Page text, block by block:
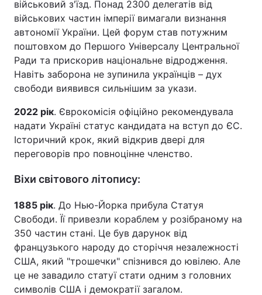
військовий з'їзд. Понад 2300 делегатів від
військових частин імперії вимагали визнання
автономії України. Цей форум став потужним
поштовхом до Першого Універсалу Центральної
Ради та прискорив національне відродження.
Навіть заборона не зупинила українців – дух
свободи виявився сильнішим за укази.
2022 рік. Єврокомісія офіційно рекомендувала
надати Україні статус кандидата на вступ до ЄС.
Історичний крок, який відкрив двері для
переговорів про повноцінне членство.
Віхи світового літопису:
1885 рік. До Нью-Йорка прибула Статуя
Свободи. Її привезли кораблем у розібраному на
350 частин стані. Це був дарунок від
французького народу до сторіччя незалежності
США, який "трошечки" спізнився до ювілею. Але
це не завадило статуї стати одним з головних
символів США і демократії загалом.